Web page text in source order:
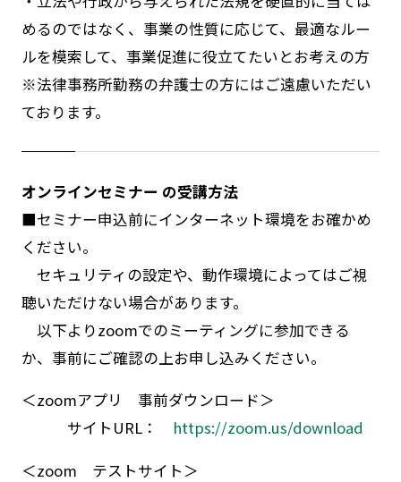
めるのではなく、事業の性質に応じて、最適なルー
ルを模索して、事業促進に役立てたいとお考えの方
※法律事務所勤務の弁護士の方にはご遠慮いただい
ております。
オンラインセミナー の受講方法
■セミナー申込前にインターネット環境をお確かめ
ください。
セキュリティの設定や、動作環境によってはご視
聴いただけない場合があります。
以下よりzoomでのミーティングに参加できる
か、事前にご確認の上お申し込みください。
＜zoomアプリ 事前ダウンロード＞
サイトURL： https://zoom.us/download
＜zoom テストサイト＞